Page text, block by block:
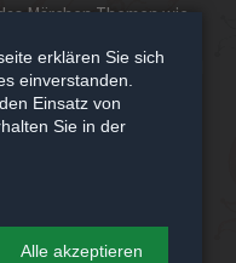
Märchen Themen wie
Umgang mit Tieren. Es
Weihnachtsliteratur und
Fernsehen adaptiert.
erklären Sie sich
einverstanden.
Einsatz von
Sie in der
Alle akzeptieren